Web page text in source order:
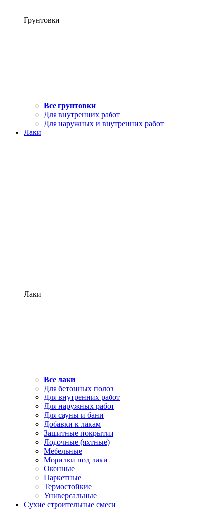
Грунтовки
Все грунтовки
Для внутренних работ
Для наружных и внутренних работ
Лаки
Лаки
Все лаки
Для бетонных полов
Для внутренних работ
Для наружных работ
Для сауны и бани
Добавки к лакам
Защитные покрытия
Лодочные (яхтные)
Мебельные
Морилки под лаки
Оконные
Паркетные
Термостойкие
Универсальные
Сухие строительные смеси